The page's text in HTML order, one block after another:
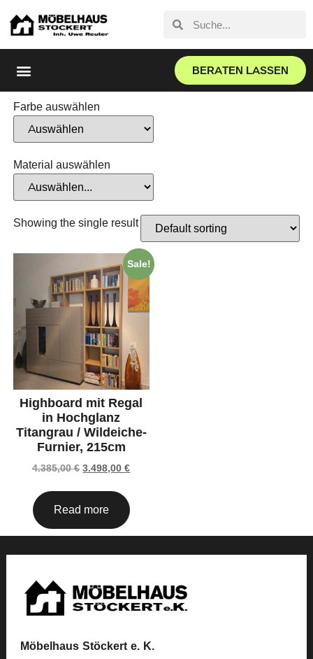
BERATEN LASSEN
Farbe auswählen
Material auswählen
Showing the single result
Sale!
Highboard mit Regal
in Hochglanz
Titangrau / Wildeiche-
Furnier, 215cm
4.385,00€ 3.498,00€
Read more
Möbelhaus Stöckert e. K.